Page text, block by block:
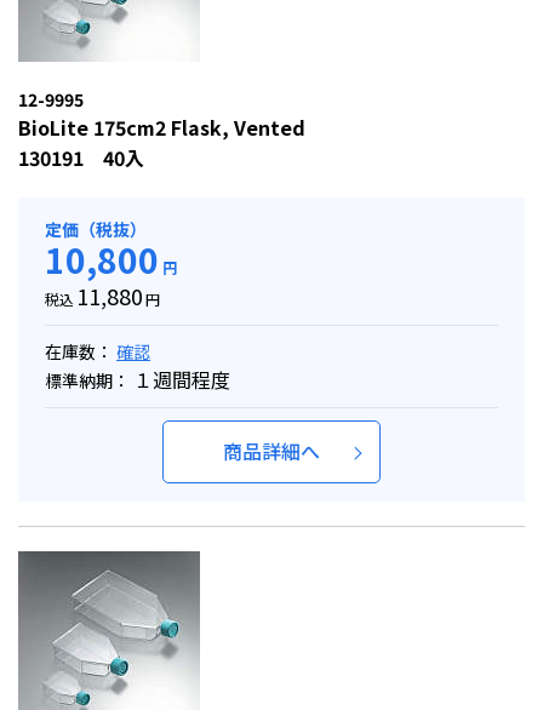
12-9995
BioLite 175cm2 Flask, Vented
130191 40入
定価（税抜）
10,800 円
税込 11,880円
在庫数： 確認
標準納期：
１週間程度
商品詳細へ